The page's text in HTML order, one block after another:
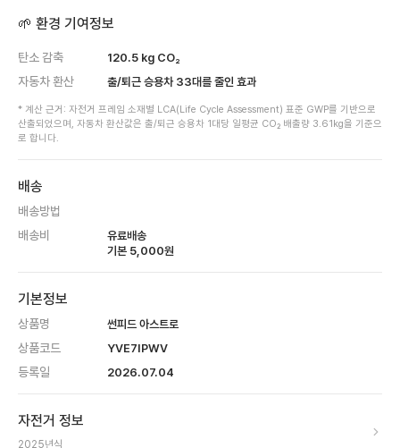
🌱 환경 기여정보
탄소 감축 120.5 kg CO₂
자동차 환산 출/퇴근 승용차 33대를 줄인 효과
* 계산 근거: 자전거 프레임 소재별 LCA(Life Cycle Assessment) 표준 GWP를 기반으로
산출되었으며, 자동차 환산값은 출/퇴근 승용차 1대당 일평균 CO₂ 배출량 3.61kg을 기준으
로 합니다.
배송
배송방법
배송비
유료배송
기본 5,000원
기본정보
상품명 썬피드 아스트로
상품코드 YVE7IPWV
등록일 2026.07.04
자전거 정보
2025년식